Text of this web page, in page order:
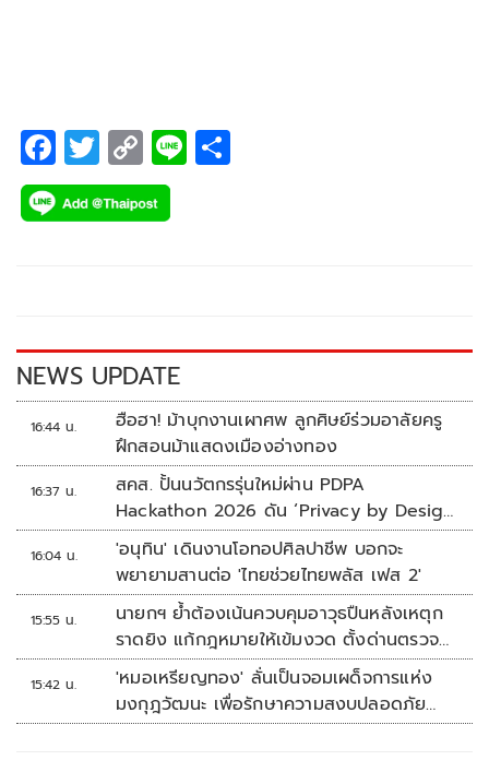
F
ac
e
k
T
wi
tt
C
o
p
k
Li
NEWS UPDATE
16:44 น.
ฮือฮา! ม้าบุกงานเผาศพ ลูกศิษย์ร่วมอาลัยครู
ฝึกสอนม้าแสดงเมืองอ่างทอง
16:37 น.
สคส. ปั้นนวัตกรรุ่นใหม่ผ่าน PDPA
Hackathon 2026 ดัน ‘Privacy by Design
for all’ สู่โซลูชันคุ้มครองข้อมูลส่วนบุคคลที่
ใช้ได้จริง
16:04 น.
'อนุทิน' เดินงานโอทอปศิลปาชีพ บอกจะ
พยายามสานต่อ 'ไทยช่วยไทยพลัส เฟส 2'
15:55 น.
นายกฯ ย้ำต้องเน้นควบคุมอาวุธปืนหลังเหตุก
ราดยิง แก้กฎหมายให้เข้มงวด ตั้งด่านตรวจ
เพิ่ม
15:42 น.
'หมอเหรียญทอง' ลั่นเป็นจอมเผด็จการแห่ง
มงกุฎวัฒนะ เพื่อรักษาความสงบปลอดภัย
ภายในรพ.